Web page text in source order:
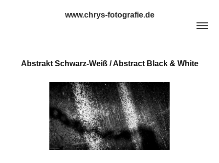
www.chrys-fotografie.de
Abstrakt Schwarz-Weiß / Abstract Black & White